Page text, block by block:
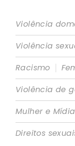
Violência
Violência
Racismo |
Violência de
Mulher e Mídia
Direitos